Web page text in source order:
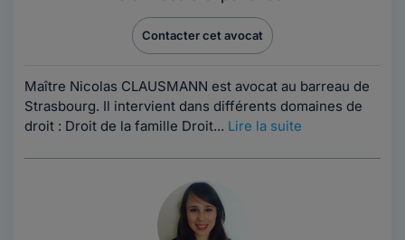
Contacter cet avocat
Maître Nicolas CLAUSMANN est avocat au barreau de
Strasbourg. Il intervient dans différents domaines de
droit : Droit de la famille Droit... Lire la suite